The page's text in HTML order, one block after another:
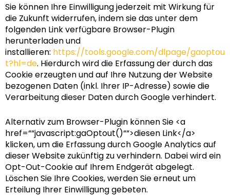
Sie können Ihre Einwilligung jederzeit mit Wirkung für
die Zukunft widerrufen, indem sie das unter dem
folgenden Link verfügbare Browser-Plugin
herunterladen und
installieren: https://tools.google.com/dlpage/gaoptou
t?hl=de. Hierdurch wird die Erfassung der durch das
Cookie erzeugten und auf Ihre Nutzung der Website
bezogenen Daten (inkl. Ihrer IP-Adresse) sowie die
Verarbeitung dieser Daten durch Google verhindert.
Alternativ zum Browser-Plugin können Sie <a
href=““javascript:gaOptout()““>diesen Link</a>
klicken, um die Erfassung durch Google Analytics auf
dieser Website zukünftig zu verhindern. Dabei wird ein
Opt-Out-Cookie auf Ihrem Endgerät abgelegt.
Löschen Sie Ihre Cookies, werden Sie erneut um
Erteilung Ihrer Einwilligung gebeten.